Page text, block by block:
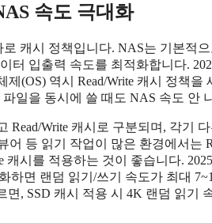
속도 극대화
캐시 정책입니다. NAS는 기본적
터 입출력 속도를 최적화합니다.
(OS) 역시 Read/Write 캐시 정책
일을 동시에 쓸 때도 NAS 속도 안
Read/Write 캐시로 구분되며, 각기
어 등 읽기 작업이 많은 환경에서는
캐시를 적용하는 것이 좋습니다.
하면 랜덤 읽기/쓰기 속도가 최대
, SSD 캐시 적용 시 4K 랜덤 읽기